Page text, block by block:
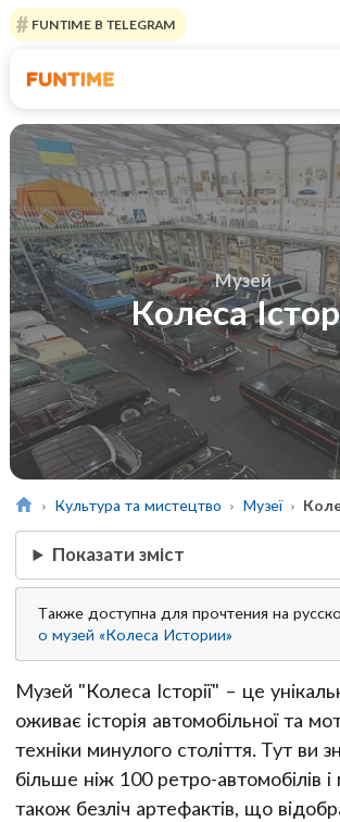
FUNTIME В TELEGRAM
Музей
Колеса
Культура та мистецтво Музеї
Показати зміст
Также доступна для прочтения на
о музей «Колеса Истории»
Музей "Колеса Історії" – це
оживає історія автомобільної та
техніки минулого століття. Тут ви
більше ніж 100 ретро-автомобілів і
також безліч артефактів, що